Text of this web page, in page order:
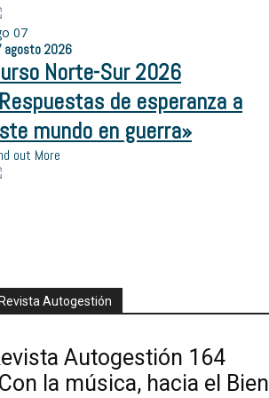
07
agosto 2026
Norte-Sur 2026
de esperanza a
mundo en guerra»
out More
Autogestión
Autogestión 164
la música, hacia el Bien